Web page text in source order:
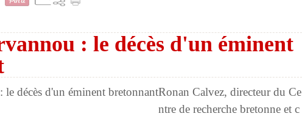
: le décès d'un éminent
Ronan Calvez, directeur du Ce
ntre de recherche bretonne et c